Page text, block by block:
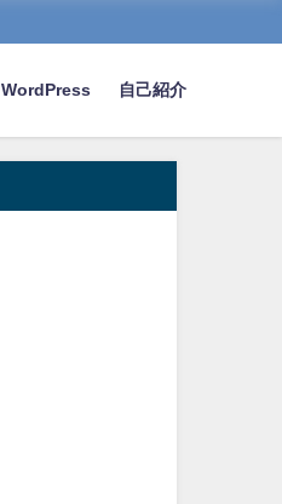
WordPress 自己紹介